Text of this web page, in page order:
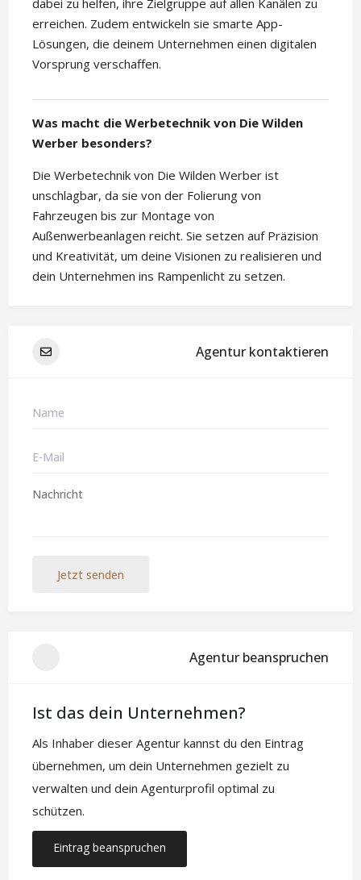
dabei zu helfen, ihre Zielgruppe auf allen Kanälen zu
erreichen. Zudem entwickeln sie smarte App-
Lösungen, die deinem Unternehmen einen digitalen
Vorsprung verschaffen.
Was macht die Werbetechnik von Die Wilden
Werber besonders?
Die Werbetechnik von Die Wilden Werber ist
unschlagbar, da sie von der Folierung von
Fahrzeugen bis zur Montage von
Außenwerbeanlagen reicht. Sie setzen auf Präzision
und Kreativität, um deine Visionen zu realisieren und
dein Unternehmen ins Rampenlicht zu setzen.
Agentur kontaktieren
Jetzt senden
Agentur beanspruchen
Ist das dein Unternehmen?
Als Inhaber dieser Agentur kannst du den Eintrag
übernehmen, um dein Unternehmen gezielt zu
verwalten und dein Agenturprofil optimal zu
schützen.
Eintrag beanspruchen